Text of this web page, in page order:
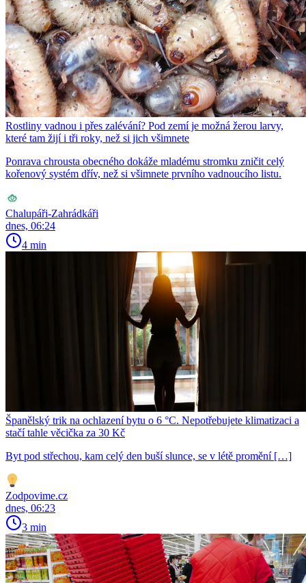
Rostliny vadnou i přes zalévání? Pod zemí je možná žerou larvy,
které tam žijí i tři roky, než si jich všimnete
Ponrava chrousta obecného dokáže mladému stromku zničit celý
kořenový systém dřív, než si všimnete prvního vadnoucího listu.
Chalupáři-Zahrádkáři
dnes, 06:24
4 min
Španělský trik na ochlazení bytu o 6 °C. Nepotřebujete klimatizaci a
stačí tahle věcička za 30 Kč
Byt pod střechou, kam celý den buší slunce, se v létě promění […]
Zodpovime.cz
dnes, 06:23
3 min